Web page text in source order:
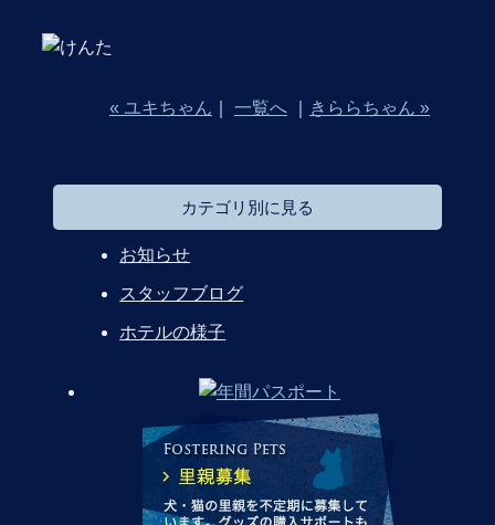
« ユキちゃん 一覧へ きららちゃん »
カテゴリ別に見る
お知らせ
スタッフブログ
ホテルの様子